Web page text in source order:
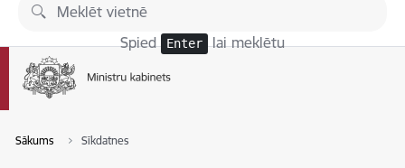
Pāriet uz lapas saturu
Spied Enter lai meklētu
Sākums Sīkdatnes